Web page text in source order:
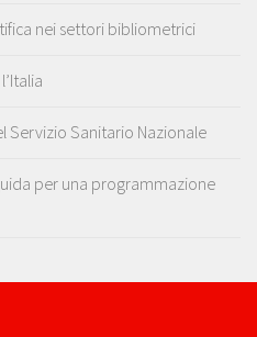
nei settori bibliometrici
Servizio Sanitario Nazionale
per una programmazione